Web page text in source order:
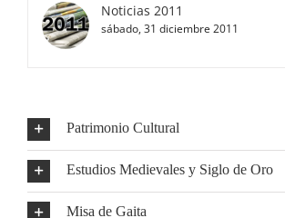
Noticias 2011
sábado, 31 diciembre 2011
Patrimonio Cultural
Estudios Medievales y Siglo de Oro
Misa de Gaita